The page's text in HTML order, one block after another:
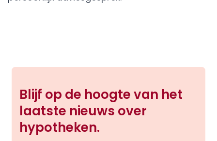
Blijf op de hoogte van het
laatste nieuws over
hypotheken.